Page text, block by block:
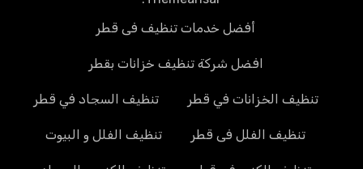
أفضل خدمات تنظيف فى قطر
افضل شركة تنظيف خزانات بقطر
تنظيف الخزانات في قطر تنظيف السجاد في قطر
تنظيف الفلل فى قطر تنظيف الفلل و البيوت